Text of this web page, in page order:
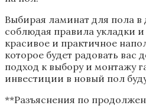
Выбирая ламинат для пола
соблюдая правила укладки
красивое и практичное
которое будет радовать вас
подход к выбору и монтажу
инвестиции в новый пол
**Разъяснения по